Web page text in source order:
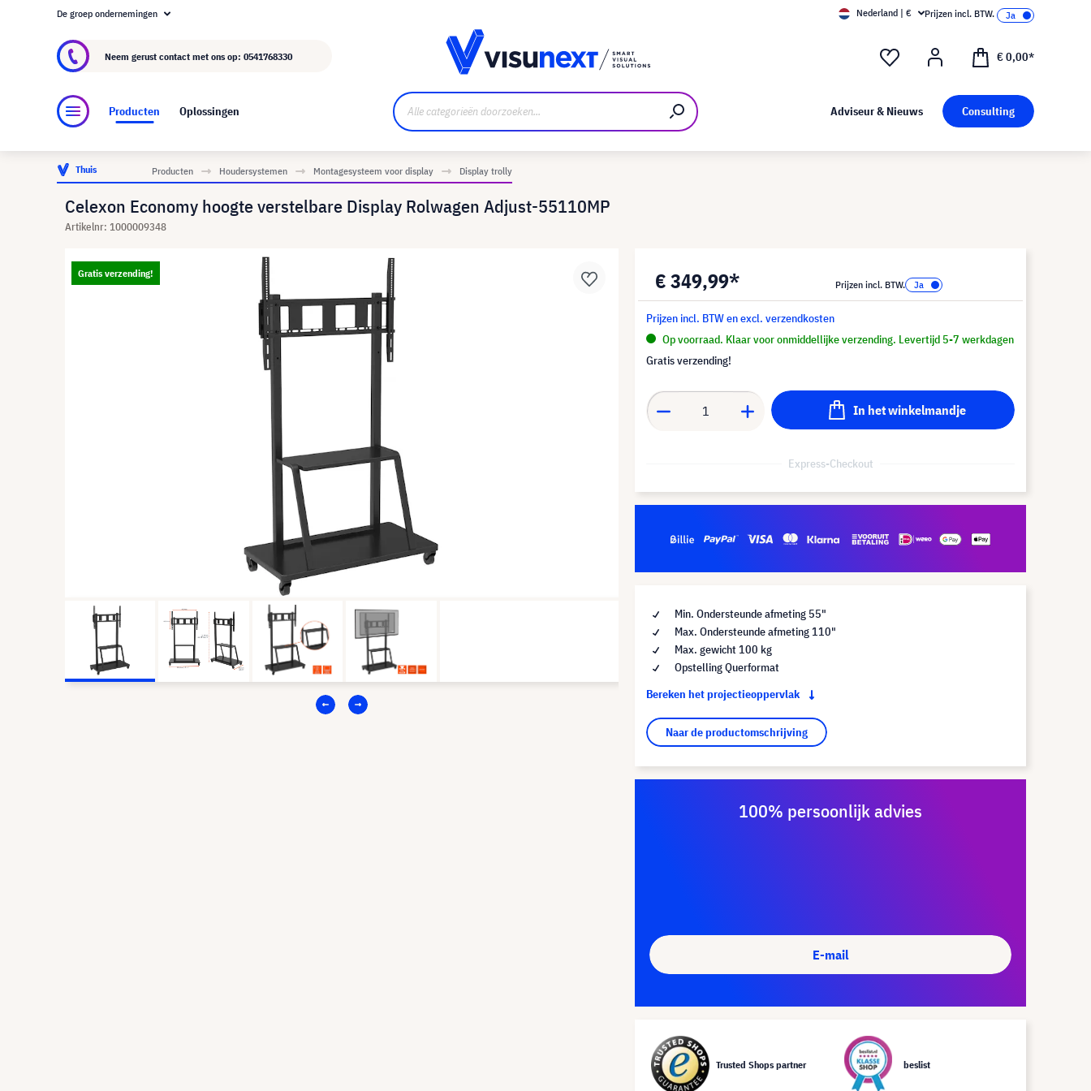
Over visunext.nl
De groep ondernemingen Nederland | € Prijzen incl. BTW.
Neem gerust contact met ons op: 0541768330 € 0,00*
Producten Oplossingen Adviseur & Nieuws Consulting
Thuis Producten Houdersystemen Montagesysteem voor display Display trolly
Celexon Economy hoogte verstelbare Display Rolwagen Adjust-55110MP
Artikelnr: 1000009348
Gratis verzending! € 349,99* Prijzen incl. BTW.
Prijzen incl. BTW en excl. verzendkosten
Op voorraad. Klaar voor onmiddellijke verzending. Levertijd 5-7 werkdagen
Gratis verzending!
In het winkelmandje
Express-Checkout
Min. Ondersteunde afmeting 55"
Max. Ondersteunde afmeting 110"
Max. gewicht 100 kg
Opstelling Querformat
Bereken het projectieoppervlak
Naar de productomschrijving
100% persoonlijk advies
E-mail
Trusted Shops partner beslist